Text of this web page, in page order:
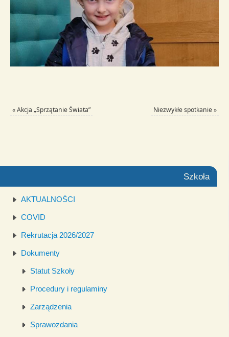
«Akcja „Sprzątanie Świata” Niezwykłe spotkanie»
Szkoła
AKTUALNOŚCI
COVID
Rekrutacja 2026/2027
Dokumenty
Statut Szkoły
Procedury i regulaminy
Zarządzenia
Sprawozdania